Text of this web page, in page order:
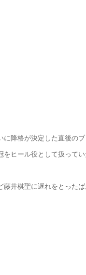
降格が決定した直後のブ
ヒール役として扱ってい
藤井棋聖に遅れをとった